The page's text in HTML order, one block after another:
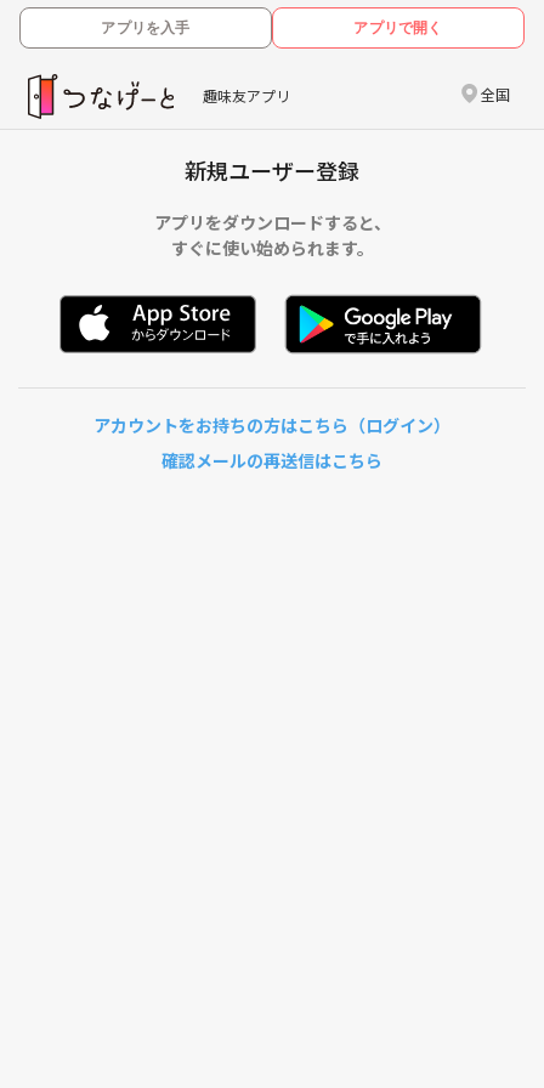
アプリを入手 アプリで開く
趣味友アプリ 全国
新規ユーザー登録
アプリをダウンロードすると、
すぐに使い始められます。
アカウントをお持ちの方はこちら（ログイン）
確認メールの再送信はこちら